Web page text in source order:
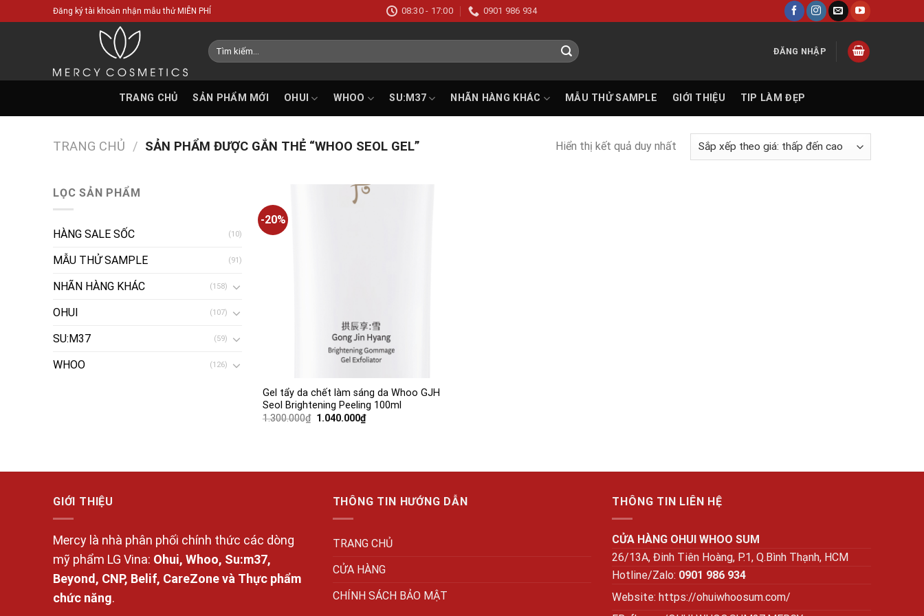
to
Đăng ký tài khoản nhận mẫu thử MIỄN PHÍ 08:30 - 17:00 0901 986 934
Tìm
kiếm:
ĐĂNG NHẬP
TRANG CHỦ SẢN PHẨM MỚI OHUI WHOO SU:M37 NHÃN HÀNG KHÁC MẪU THỬ SAMPLE GIỚI THIỆU TIP LÀM ĐẸP
TRANG CHỦ / SẢN PHẨM ĐƯỢC GẮN THẺ “WHOO SEOL GEL” Hiển thị kết quả duy nhất
LỌC SẢN PHẨM
HÀNG SALE SỐC (10)
MẪU THỬ SAMPLE (91)
NHÃN HÀNG KHÁC (158)
OHUI (107)
SU:M37 (59)
WHOO (126)
-20%
Gel tẩy da chết làm sáng da Whoo GJH
Seol Brightening Peeling 100ml
1.300.000₫ Giá
1.040.000₫Giá
hiện
GIỚI THIỆU
Mercy là nhà phân phối chính thức các dòng
mỹ phẩm LG Vina: Ohui, Whoo, Su:m37,
Beyond, CNP, Belif, CareZone và Thực phẩm
chức năng.
THÔNG TIN HƯỚNG DẪN
TRANG CHỦ
CỬA HÀNG
CHÍNH SÁCH BẢO MẬT
THÔNG TIN LIÊN HỆ
CỬA HÀNG OHUI WHOO SUM
26/13A, Đinh Tiên Hoàng, P.1, Q.Bình Thạnh, HCM
Hotline/Zalo: 0901 986 934
Website:https://ohuiwhoosum.com/